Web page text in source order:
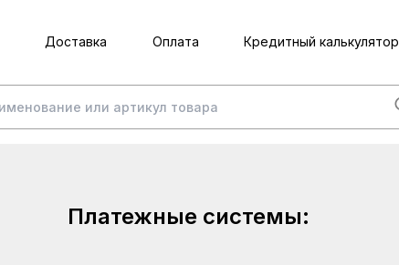
Доставка Оплата Кредитный калькулятор
Платежные системы: